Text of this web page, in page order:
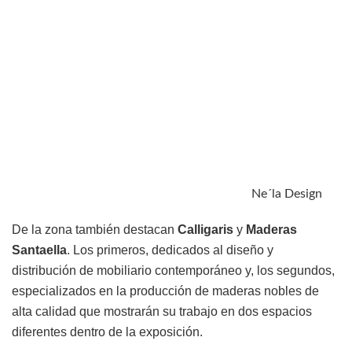
Ne´la Design
De la zona también destacan Calligaris y Maderas
Santaella. Los primeros, dedicados al diseño y
distribución de mobiliario contemporáneo y, los segundos,
especializados en la producción de maderas nobles de
alta calidad que mostrarán su trabajo en dos espacios
diferentes dentro de la exposición.